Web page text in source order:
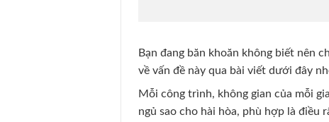
Bạn đang băn khoăn không biết nên
về vấn đề này qua bài viết dưới đây
Mỗi công trình, không gian của mỗi
ngủ sao cho hài hòa, phù hợp là điều